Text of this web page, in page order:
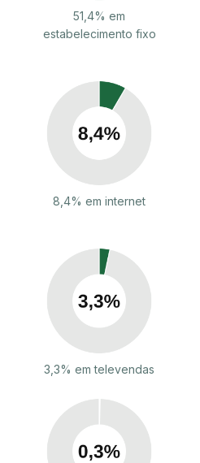
51,4% em
estabelecimento fixo
8,4% em internet
3,3% em televendas